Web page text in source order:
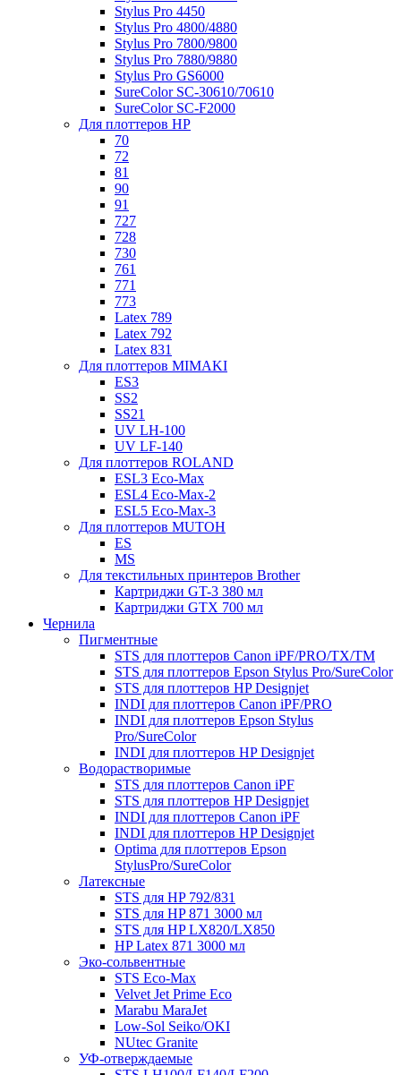
Stylus Pro 4450
Stylus Pro 4800/4880
Stylus Pro 7800/9800
Stylus Pro 7880/9880
Stylus Pro GS6000
SureColor SC-30610/70610
SureColor SC-F2000
Для плоттеров HP
70
72
81
90
91
727
728
730
761
771
773
Latex 789
Latex 792
Latex 831
Для плоттеров MIMAKI
ES3
SS2
SS21
UV LH-100
UV LF-140
Для плоттеров ROLAND
ESL3 Eco-Max
ESL4 Eco-Max-2
ESL5 Eco-Max-3
Для плоттеров MUTOH
ES
MS
Для текстильных принтеров Brother
Картриджи GT-3 380 мл
Картриджи GTX 700 мл
Чернила
Пигментные
STS для плоттеров Canon iPF/PRO/TX/ТМ
STS для плоттеров Epson Stylus Pro/SureColor
STS для плоттеров HP Designjet
INDI для плоттеров Canon iPF/PRO
INDI для плоттеров Epson Stylus
Pro/SureColor
INDI для плоттеров HP Designjet
Водорастворимые
STS для плоттеров Canon iPF
STS для плоттеров HP Designjet
INDI для плоттеров Canon iPF
INDI для плоттеров HP Designjet
Optima для плоттеров Epson
StylusPro/SureColor
Латексные
STS для HP 792/831
STS для HP 871 3000 мл
STS для HP LX820/LX850
HP Latex 871 3000 мл
Эко-сольвентные
STS Eco-Max
Velvet Jet Prime Eco
Marabu MaraJet
Low-Sol Seiko/OKI
NUtec Granite
УФ-отверждаемые